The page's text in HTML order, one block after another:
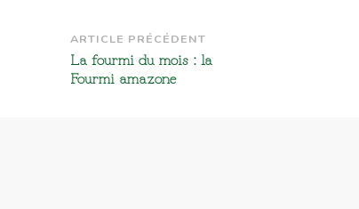
Navigation
d’article
ARTICLE PRÉCÉDENT
La fourmi du mois : la
Fourmi amazone